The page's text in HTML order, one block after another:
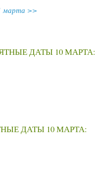
марта >>
ДАТЫ 10 МАРТА:
ДАТЫ 10 МАРТА: